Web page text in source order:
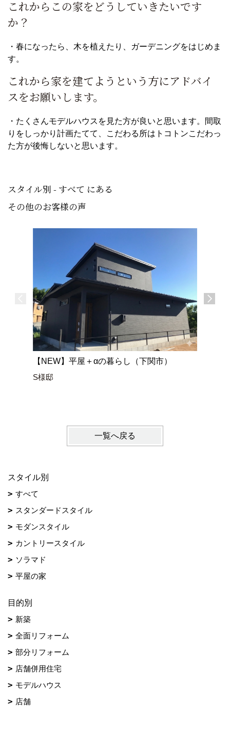
これからこの家をどうしていきたいです
か？
・春になったら、木を植えたり、ガーデニングをはじめま
す。
これから家を建てようという方にアドバイ
スをお願いします。
・たくさんモデルハウスを見た方が良いと思います。間取
りをしっかり計画たてて、こだわる所はトコトンこだわっ
た方が後悔しないと思います。
スタイル別 - すべて にある
その他のお客様の声
【NEW】平屋＋αの暮らし（下関市）
S様邸
一覧へ戻る
スタイル別
すべて
スタンダードスタイル
モダンスタイル
カントリースタイル
ソラマド
平屋の家
目的別
新築
全面リフォーム
部分リフォーム
店舗併用住宅
モデルハウス
店舗